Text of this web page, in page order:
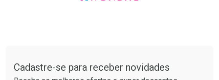
Ativar Desconto Ativar Desconto
Cadastre-se para receber novidades